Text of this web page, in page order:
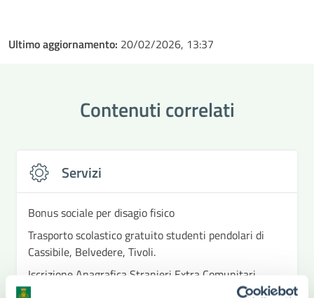
Ultimo aggiornamento: 20/02/2026, 13:37
Contenuti correlati
Servizi
Bonus sociale per disagio fisico
Trasporto scolastico gratuito studenti pendolari di
Cassibile, Belvedere, Tivoli.
Iscrizione Anagrafica Stranieri Extra Comunitari